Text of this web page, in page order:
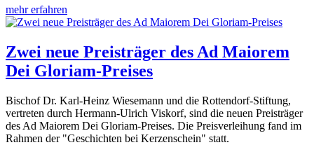
mehr erfahren
Zwei neue Preisträger des Ad Maiorem
Dei Gloriam-Preises
Bischof Dr. Karl-Heinz Wiesemann und die Rottendorf-Stiftung,
vertreten durch Hermann-Ulrich Viskorf, sind die neuen Preisträger
des Ad Maiorem Dei Gloriam-Preises. Die Preisverleihung fand im
Rahmen der "Geschichten bei Kerzenschein" statt.